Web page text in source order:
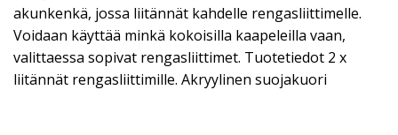
akunkenkä, jossa liitännät kahdelle rengasliittimelle.
Voidaan käyttää minkä kokoisilla kaapeleilla vaan,
valittaessa sopivat rengasliittimet. Tuotetiedot 2 x
liitännät rengasliittimille. Akryylinen suojakuori